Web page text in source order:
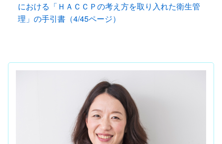
における「ＨＡＣＣＰの考え方を取り入れた衛生管
理」の手引書（4/45ページ）